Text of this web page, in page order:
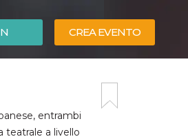
CREA EVENTO
entrambi
a livello